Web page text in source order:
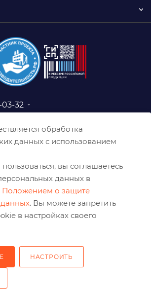
03-32
г. Белгород,
обработка
данных с использованием
вы соглашаетесь
данных в
Положением о защите
. Вы можете запретить
в настройках своего
НАСТРОИТЬ